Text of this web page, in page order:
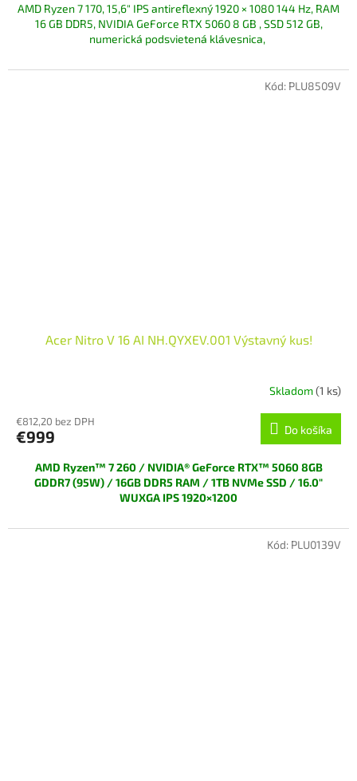
AMD Ryzen 7 170, 15,6" IPS antireflexný 1920 × 1080 144 Hz, RAM
16 GB DDR5, NVIDIA GeForce RTX 5060 8 GB , SSD 512 GB,
numerická podsvietená klávesnica,
Acer Nitro V 16 AI NH.QYXEV.001 Výstavný kus!
Skladom(1 ks)
€812,20 bez DPH
€999 Do košíka
AMD Ryzen™ 7 260 / NVIDIA® GeForce RTX™ 5060 8GB
GDDR7 (95W) / 16GB DDR5 RAM / 1TB NVMe SSD / 16.0"
WUXGA IPS 1920×1200
POZOR! *Vystavený tovar -Veľmi výhodná cena, plná záruka 2
Kód: PLU8509V
Kód: PLU0139V